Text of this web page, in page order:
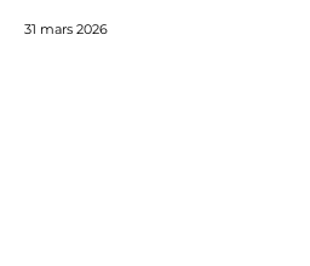
31 mars 2026